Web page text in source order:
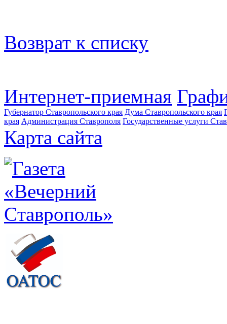
Возврат к списку
Интернет-приемная
Губернатор Ставропольского края Дума Ставропольского края
края Администрация Ставрополя Государственные услуги
Карта сайта